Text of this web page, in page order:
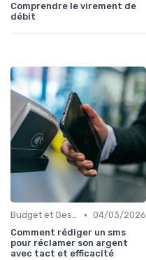
Comprendre le virement de
débit
Budget et Gestion des Finances Personnelles • 04/03/2026
Comment rédiger un sms
pour réclamer son argent
avec tact et efficacité